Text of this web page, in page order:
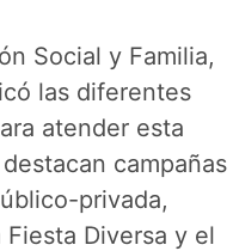
Social y Familia,
las diferentes
atender esta
campañas
privada,
Diversa y el